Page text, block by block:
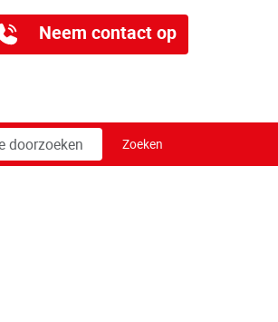
Neem contact op
Zoeken